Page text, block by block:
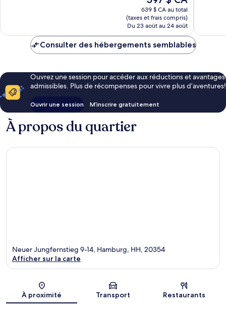
prix
est
de
597 $ CA
639 $ CA au total
(taxes et frais compris)
Du 23 août au 24 août
Consulter des hébergements semblables
Ouvrez une session pour accéder aux réductions et avantages
admissibles. Plus de récompenses pour vivre plus d’aventures!
Ouvrir une session M’inscrire gratuitement
À propos du quartier
Carte
Neuer Jungfernstieg 9-14, Hamburg, HH, 20354
Afficher sur la carte
À proximité Transport Restaurants